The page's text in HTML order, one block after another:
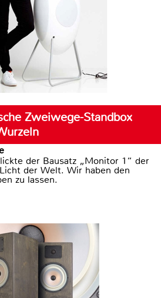
Zweiwege-Standbox
der Bausatz „Monitor 1“ der
der Welt. Wir haben den
zu lassen.